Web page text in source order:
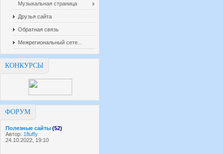
Музыкальная страница
Друзья сайта
Обратная связь
Межрегиональный сете...
КОНКУРСЫ
ФОРУМ
Полезные сайты (52)
Автор: 1fluffy
24.10.2022, 19:10